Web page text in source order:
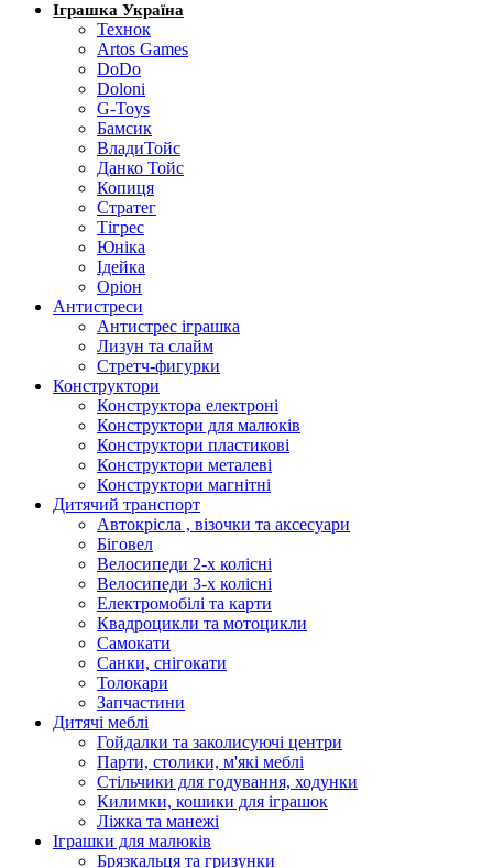
Іграшка Україна
Технок
Artos Games
DoDo
Doloni
G-Toys
Бамсик
ВладиТойс
Данко Тойс
Копиця
Стратег
Тігрес
Юніка
Ідейка
Оріон
Антистреси
Антистрес іграшка
Лизун та слайм
Стретч-фигурки
Конструктори
Конструктора електроні
Конструктори для малюків
Конструктори пластикові
Конструктори металеві
Конструктори магнітні
Дитячий транспорт
Автокрісла , візочки та аксесуари
Біговел
Велосипеди 2-х колісні
Велосипеди 3-х колісні
Електромобілі та карти
Квадроцикли та мотоцикли
Самокати
Санки, снігокати
Толокари
Запчастини
Дитячі меблі
Гойдалки та заколисуючі центри
Парти, столики, м'які меблі
Стільчики для годування, ходунки
Килимки, кошики для іграшок
Ліжка та манежі
Іграшки для малюків
Брязкальця та гризунки